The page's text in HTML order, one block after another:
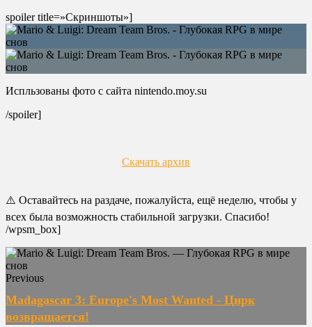
spoiler title=»Скриншоты»]
Испльзованы фото с сайта nintendo.moy.su
/spoiler]
Скачать архив
⚠️ Оставайтесь на раздаче, пожалуйста, ещё неделю, чтобы у
всех была возможность стабильной загрузки. Спасибо!
/wpsm_box]
Previous
Madagascar 3: Europe's Most Wanted - Цирк
возвращается!